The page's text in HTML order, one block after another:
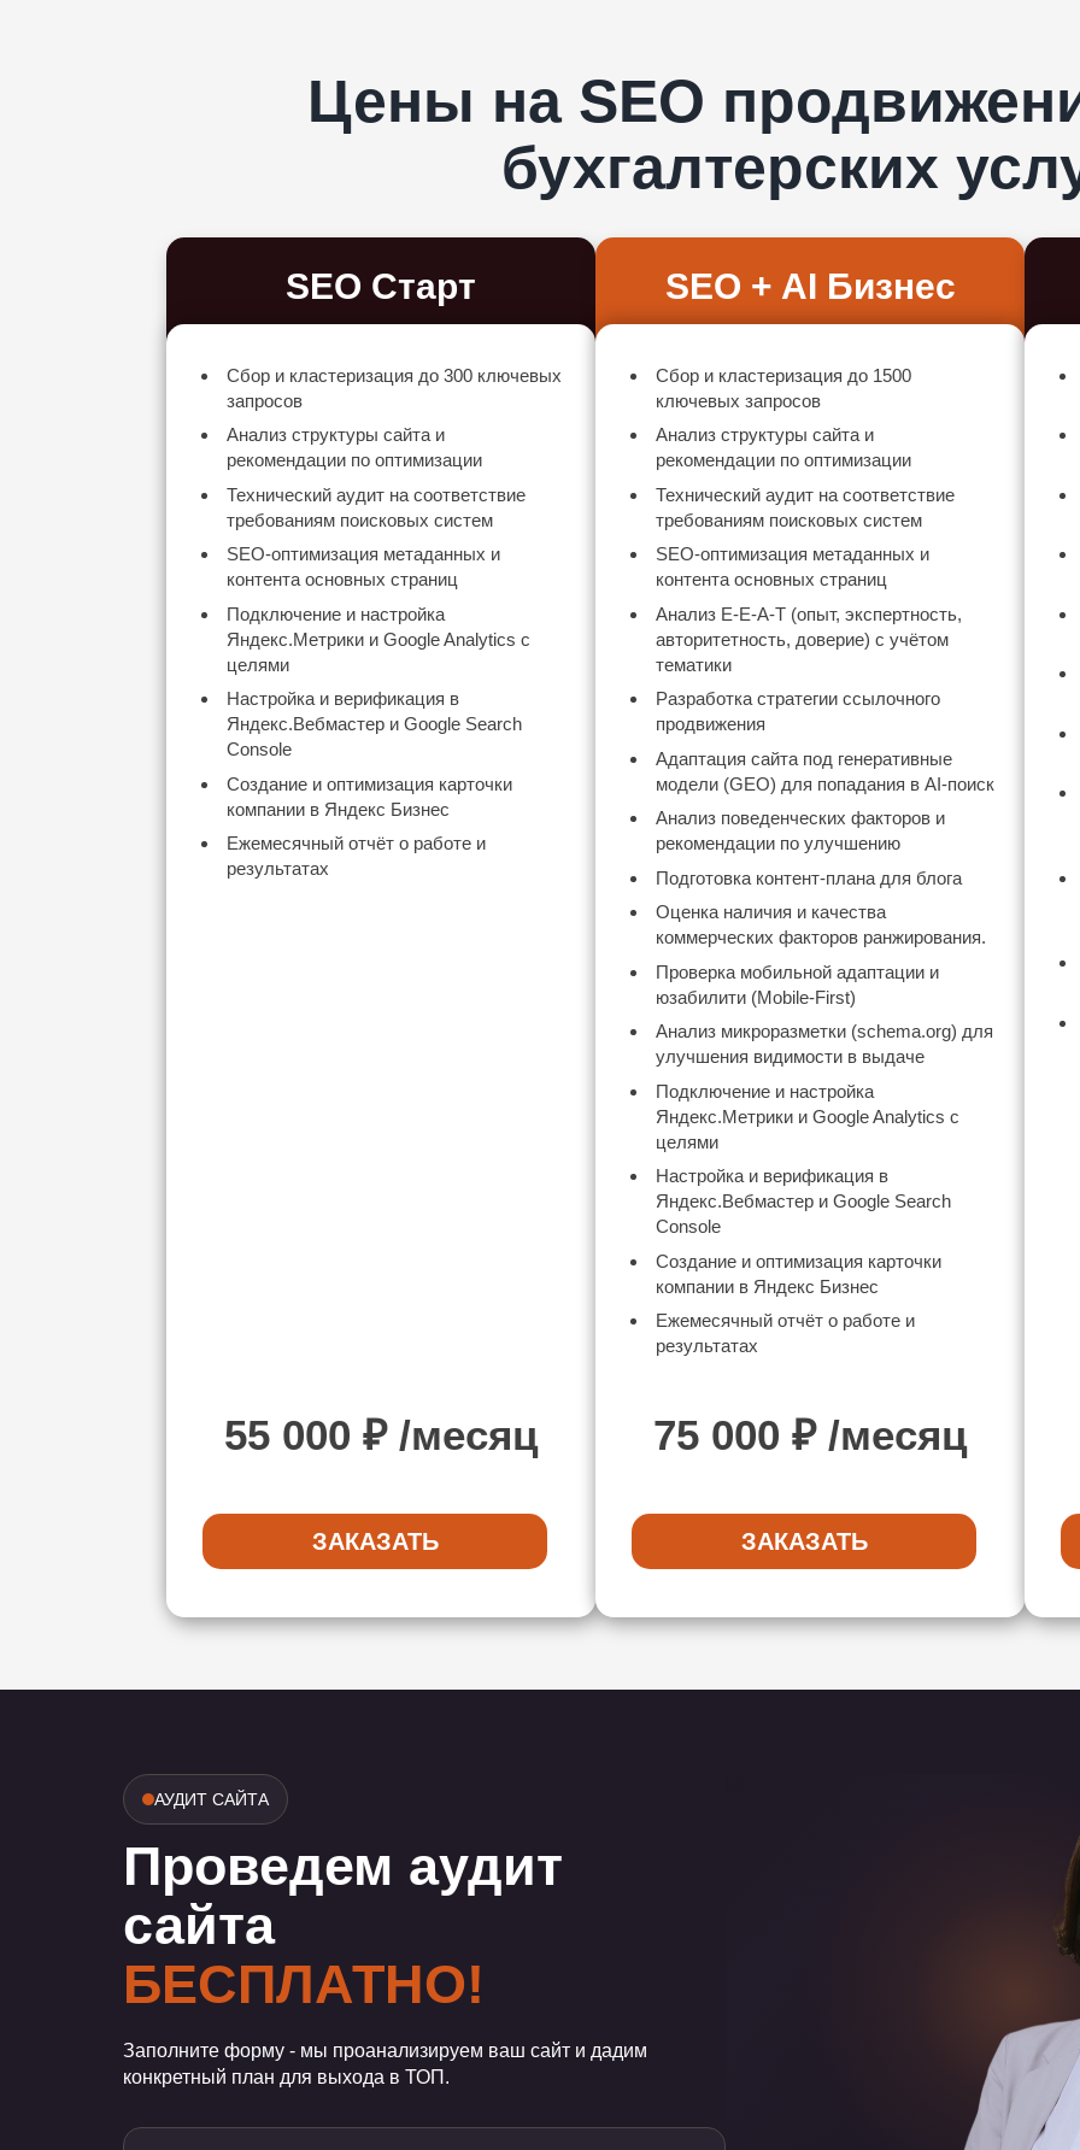
Цены на SEO
бухгалтерских
SEO Старт
Сбор и кластеризация до 300 ключевых
запросов
Анализ структуры сайта и
рекомендации по оптимизации
Технический аудит на соответствие
требованиям поисковых систем
SEO-оптимизация метаданных и
контента основных страниц
Подключение и настройка
Яндекс.Метрики и Google Analytics с
целями
Настройка и верификация в
Яндекс.Вебмастер и Google Search
Console
Создание и оптимизация карточки
компании в Яндекс Бизнес
Ежемесячный отчёт о работе и
результатах
55 000 ₽ /месяц
ЗАКАЗАТЬ
SEO + AI Бизнес
Сбор и кластеризация до 1500
ключевых запросов
Анализ структуры сайта и
рекомендации по оптимизации
Технический аудит на соответствие
требованиям поисковых систем
SEO-оптимизация метаданных и
контента основных страниц
Анализ E-E-A-T (опыт, экспертность,
авторитетность, доверие) с учётом
тематики
Разработка стратегии ссылочного
продвижения
Адаптация сайта под генеративные
модели (GEO) для попадания в AI-поиск
Анализ поведенческих факторов и
рекомендации по улучшению
Подготовка контент-плана для блога
Оценка наличия и качества
коммерческих факторов ранжирования.
Проверка мобильной адаптации и
юзабилити (Mobile-First)
Анализ микроразметки (schema.org) для
улучшения видимости в выдаче
Подключение и настройка
Яндекс.Метрики и Google Analytics с
целями
Настройка и верификация в
Яндекс.Вебмастер и Google Search
Console
Создание и оптимизация карточки
компании в Яндекс Бизнес
Ежемесячный отчёт о работе и
результатах
75 000 ₽ /месяц
ЗАКАЗАТЬ
АУДИТ САЙТА
Проведем аудит
сайта
БЕСПЛАТНО!
Заполните форму - мы проанализируем ваш сайт и дадим
конкретный план для выхода в ТОП.